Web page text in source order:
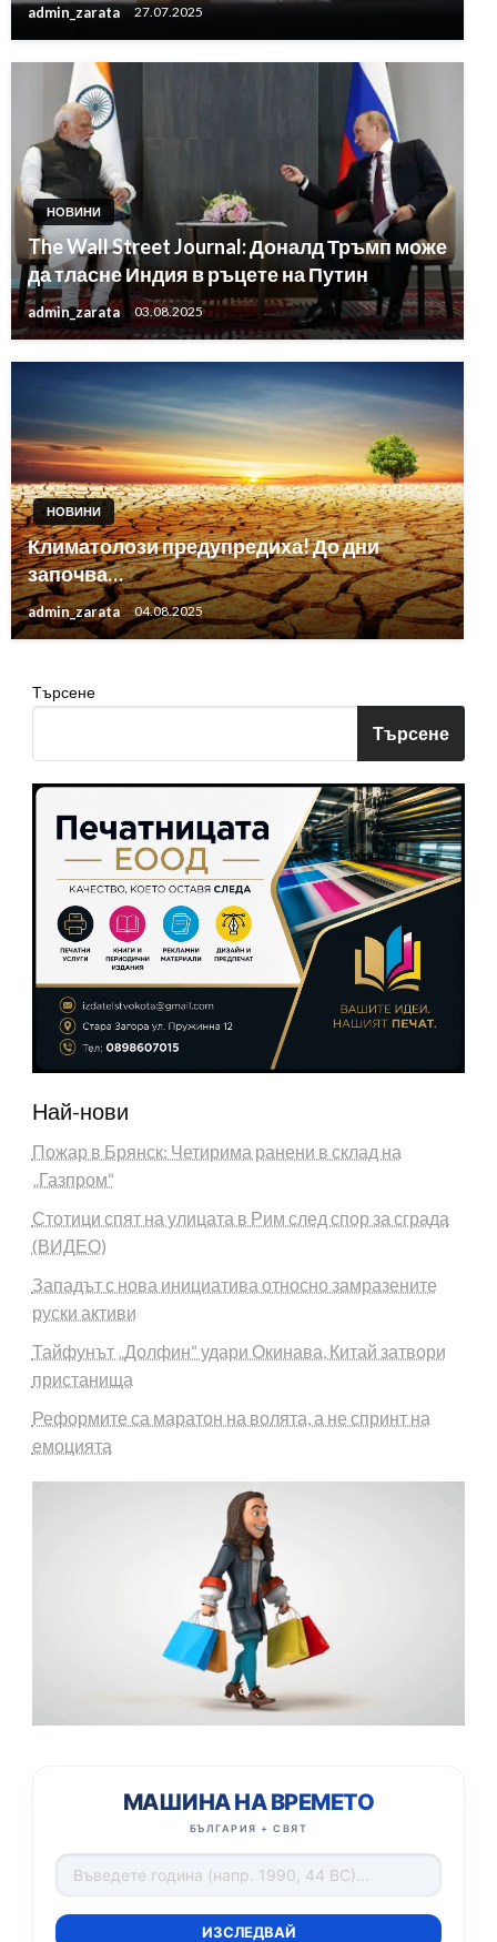
admin_zarata 27.07.2025
НОВИНИ
The Wall Street Journal: Доналд Тръмп може
да тласне Индия в ръцете на Путин
admin_zarata 03.08.2025
НОВИНИ
Климатолози предупредиха! До дни
започва…
admin_zarata 04.08.2025
Търсене
Търсене
Най-нови
Пожар в Брянск: Четирима ранени в склад на
„Газпром“
Стотици спят на улицата в Рим след спор за сграда
(ВИДЕО)
Западът с нова инициатива относно замразените
руски активи
Тайфунът „Долфин“ удари Окинава, Китай затвори
пристанища
Реформите са маратон на волята, а не спринт на
емоцията
МАШИНА НА ВРЕМЕТО
БЪЛГАРИЯ + СВЯТ
ИЗСЛЕДВАЙ